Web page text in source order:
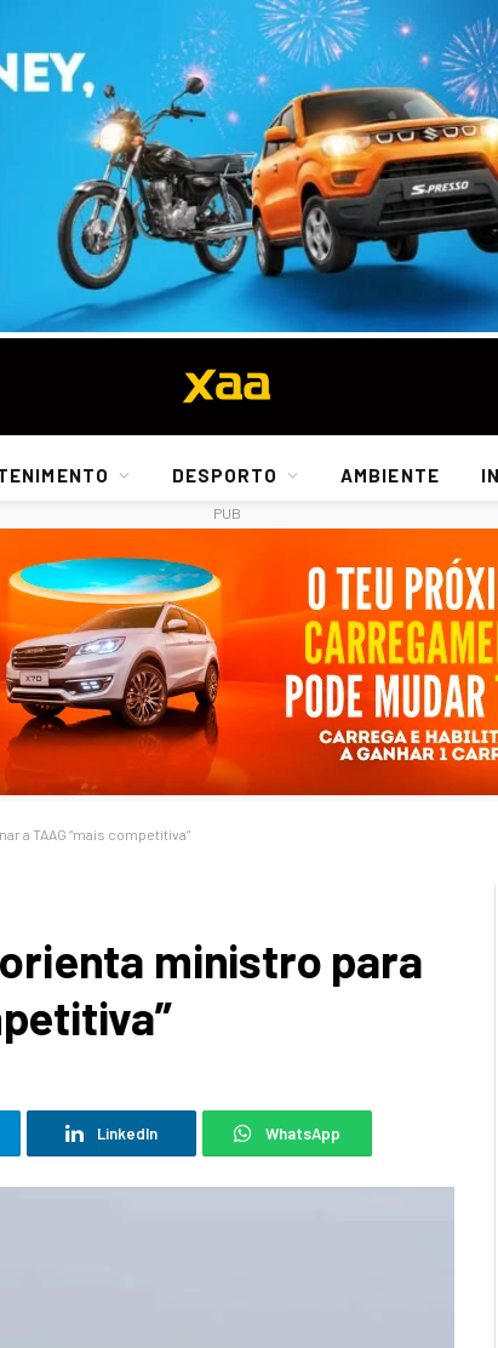
DESPORTO AMBIENTE
PUB
a TAAG “mais competitiva”
ministro para
LinkedIn WhatsApp